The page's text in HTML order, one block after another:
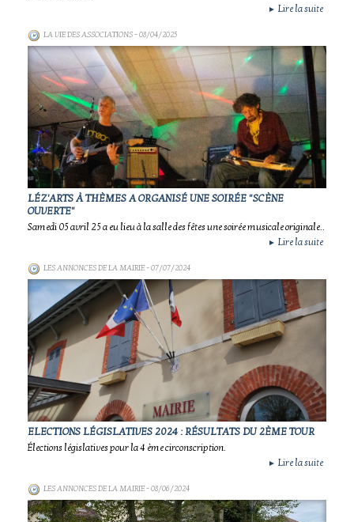
► Lire la suite
LA VIE DES ASSOCIATIONS- 08/04/2025
LÉZ'ARTS À THÈMES A ORGANISÉ UNE SOIRÉE "SCÈNE
OUVERTE"
Samedi 05 avril 25 a eu lieu à la salle des fêtes une soirée musicale originale..
► Lire la suite
LES ANNONCES DE LA MAIRIE- 07/07/2024
ELECTIONS LÉGISLATIVES 2024 : RÉSULTATS DU 2ÈME TOUR
Élections législatives pour la 4 ème circonscription.
► Lire la suite
LES ANNONCES DE LA MAIRIE- 08/06/2024